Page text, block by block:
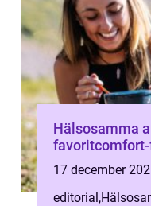
Hälsosamma
favoritcomfort-
17 december
editorial,